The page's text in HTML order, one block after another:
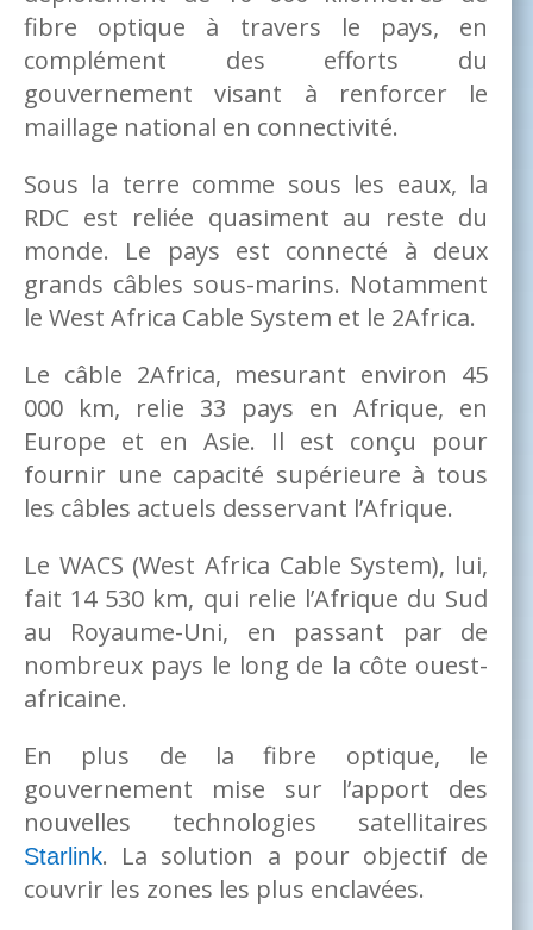
fibre optique à travers le pays, en
complément des efforts du
gouvernement visant à renforcer le
maillage national en connectivité.
Sous la terre comme sous les eaux, la
RDC est reliée quasiment au reste du
monde. Le pays est connecté à deux
grands câbles sous-marins. Notamment
le West Africa Cable System et le 2Africa.
Le câble 2Africa, mesurant environ 45
000 km, relie 33 pays en Afrique, en
Europe et en Asie. Il est conçu pour
fournir une capacité supérieure à tous
les câbles actuels desservant l’Afrique.
Le WACS (West Africa Cable System), lui,
fait 14 530 km, qui relie l’Afrique du Sud
au Royaume-Uni, en passant par de
nombreux pays le long de la côte ouest-
africaine.
En plus de la fibre optique, le
gouvernement mise sur l’apport des
nouvelles technologies satellitaires
Starlink. La solution a pour objectif de
couvrir les zones les plus enclavées.